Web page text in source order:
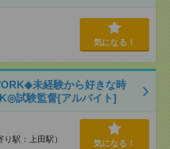
気になる！
未経験から好きな時
試験監督[アルバイト]
駅：上田駅） 気になる！